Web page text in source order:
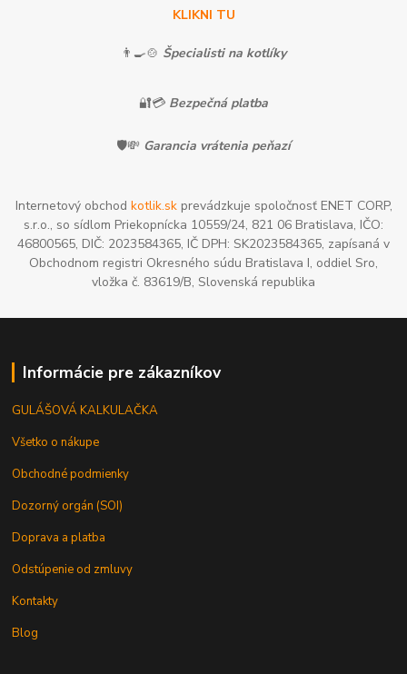
KLIKNI TU
👨‍🍳🍲 Špecialisti na kotlíky
🔐💳 Bezpečná platba
🛡️💸 Garancia vrátenia peňazí
Internetový obchod kotlik.skprevádzkuje spoločnosť ENET CORP,
s.r.o., so sídlom Priekopnícka 10559/24, 821 06 Bratislava, IČO:
46800565, DIČ: 2023584365, IČ DPH: SK2023584365, zapísaná v
Obchodnom registri Okresného súdu Bratislava I, oddiel Sro,
vložka č. 83619/B, Slovenská republika
Informácie pre zákazníkov
GULÁŠOVÁ KALKULAČKA
Všetko o nákupe
Obchodné podmienky
Dozorný orgán (SOI)
Doprava a platba
Odstúpenie od zmluvy
Kontakty
Blog